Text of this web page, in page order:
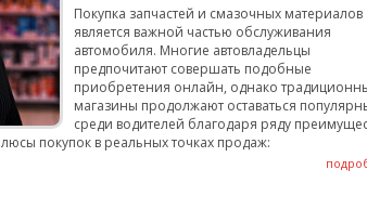
Покупка запчастей и смазочных материалов
является важной частью обслуживания
автомобиля. Многие автовладельцы
предпочитают совершать подобные
приобретения онлайн, однако
магазины продолжают оставаться
среди водителей благодаря ряду
покупок в реальных точках продаж: